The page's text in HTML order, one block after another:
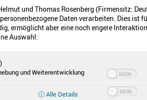
Leben ist ein Wechsel von Arbeit und
und sagte: "Das Leben ist ein Kampf im
der war der Ansicht: "Das Leben besteht
und Thomas Rosenberg (Firmensitz:
Daten verarbeiten. Dies ist
ermöglicht aber eine noch engere
Auswahl:
und Weiterentwicklung
ⓘ Alle Details